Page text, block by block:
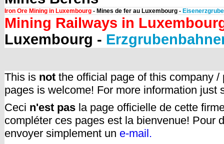
Iron Ore Mining in Luxembourg - Mines de fer au Luxembourg -
Mining Railways in
Luxembourg -
This is not the official page of this company
pages is welcome! For more information just
Ceci n'est pas la page officielle de cette
compléter ces pages est la bienvenue! Pour
envoyer simplement un e-mail.